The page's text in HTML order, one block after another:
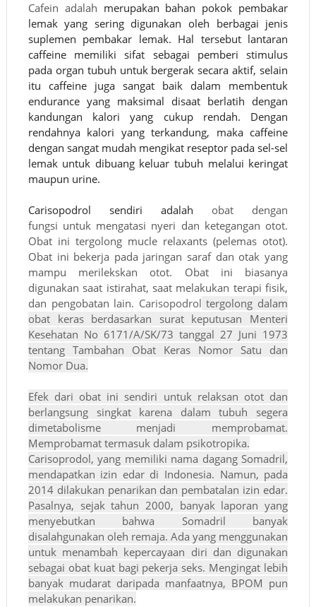
Cafein adalah merupakan bahan pokok pembakar
lemak yang sering digunakan oleh berbagai jenis
suplemen pembakar lemak. Hal tersebut lantaran
caffeine memiliki sifat sebagai pemberi stimulus
pada organ tubuh untuk bergerak secara aktif, selain
itu caffeine juga sangat baik dalam membentuk
endurance yang maksimal disaat berlatih dengan
kandungan kalori yang cukup rendah. Dengan
rendahnya kalori yang terkandung, maka caffeine
dengan sangat mudah mengikat reseptor pada sel-sel
lemak untuk dibuang keluar tubuh melalui keringat
maupun urine.
Carisopodrol sendiri adalah obat dengan
fungsi untuk mengatasi nyeri dan ketegangan otot.
Obat ini tergolong mucle relaxants (pelemas otot).
Obat ini bekerja pada jaringan saraf dan otak yang
mampu merilekskan otot. Obat ini biasanya
digunakan saat istirahat, saat melakukan terapi fisik,
dan pengobatan lain. Carisopodrol tergolong dalam
obat keras berdasarkan surat keputusan Menteri
Kesehatan No 6171/A/SK/73 tanggal 27 Juni 1973
tentang Tambahan Obat Keras Nomor Satu dan
Nomor Dua.
Efek dari obat ini sendiri untuk relaksan otot dan
berlangsung singkat karena dalam tubuh segera
dimetabolisme menjadi memprobamat.
Memprobamat termasuk dalam psikotropika.
Carisoprodol, yang memiliki nama dagang Somadril,
mendapatkan izin edar di Indonesia. Namun, pada
2014 dilakukan penarikan dan pembatalan izin edar.
Pasalnya, sejak tahun 2000, banyak laporan yang
menyebutkan bahwa Somadril banyak
disalahgunakan oleh remaja. Ada yang menggunakan
untuk menambah kepercayaan diri dan digunakan
sebagai obat kuat bagi pekerja seks. Mengingat lebih
banyak mudarat daripada manfaatnya, BPOM pun
melakukan penarikan.